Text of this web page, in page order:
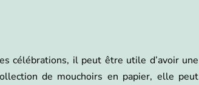
célébrations, il peut être utile d’avoir une
de mouchoirs en papier, elle peut